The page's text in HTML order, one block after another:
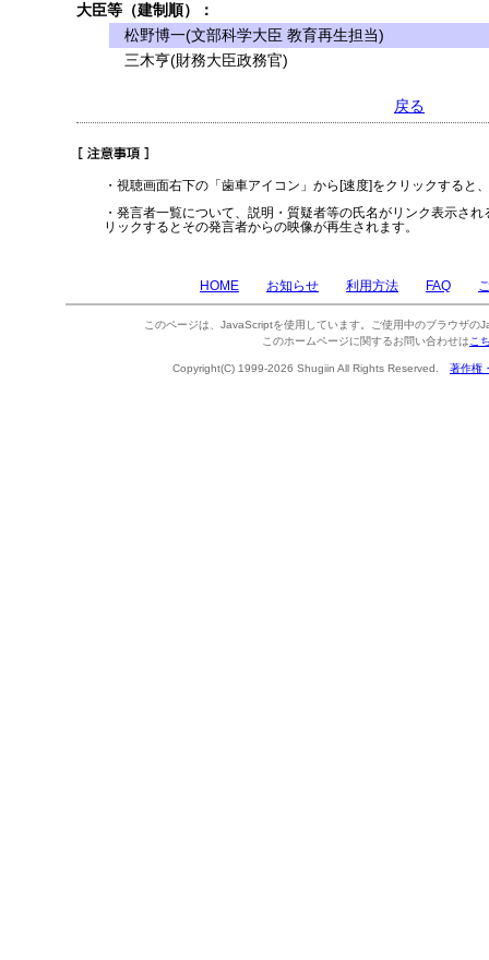
大臣等（建制順）：
松野博一(文部科学大臣 教育再生担当)
三木亨(財務大臣政務官)
戻る
・視聴画面右下の「歯車アイコン」から[速度]をクリックすると
・発言者一覧について、説明・質疑者等の氏名がリンク表示さ
リックするとその発言者からの映像が再生されます。
HOME お知らせ 利用方法 FAQ
このページは、JavaScriptを使用しています。ご使用中のブラウザの
このホームページに関するお問い合わせは こ
Copyright(C) 1999-2026 Shugiin All Rights Reserved. 著作権